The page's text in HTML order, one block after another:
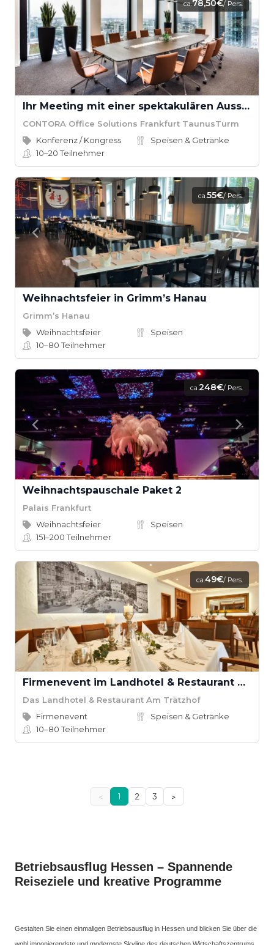
ca.78,50€/ Pers.
Ihr Meeting mit einer spektakulären Aussicht über Frankfurt
CONTORA Office Solutions Frankfurt TaunusTurm
Konferenz / Kongress
Speisen & Getränke
10–20Teilnehmer
ca.55€/ Pers.
Weihnachtsfeier in Grimm’s Hanau
Grimm’s Hanau
Weihnachtsfeier
Speisen
10–80Teilnehmer
ca.248€/ Pers.
Weihnachtspauschale Paket 2
Palais Frankfurt
Weihnachtsfeier
Speisen
151–200Teilnehmer
ca.49€/ Pers.
Firmenevent im Landhotel & Restaurant Am Trätzhof
Das Landhotel & Restaurant Am Trätzhof
Firmenevent
Speisen & Getränke
10–80Teilnehmer
< 1 2 3 >
Betriebsausflug Hessen – Spannende
Reiseziele und kreative Programme
Gestalten Sie einen einmaligen Betriebsausflug in Hessen und blicken Sie über die